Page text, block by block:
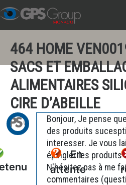
464 HOME
SACS ET
ALIMENTAIRES
CIRE D’ABEILLE
En
attente
Bonjour, Je pense
des produits
interesser. Je vous
épingler les produits
N'hésitez pas à me
commentaires